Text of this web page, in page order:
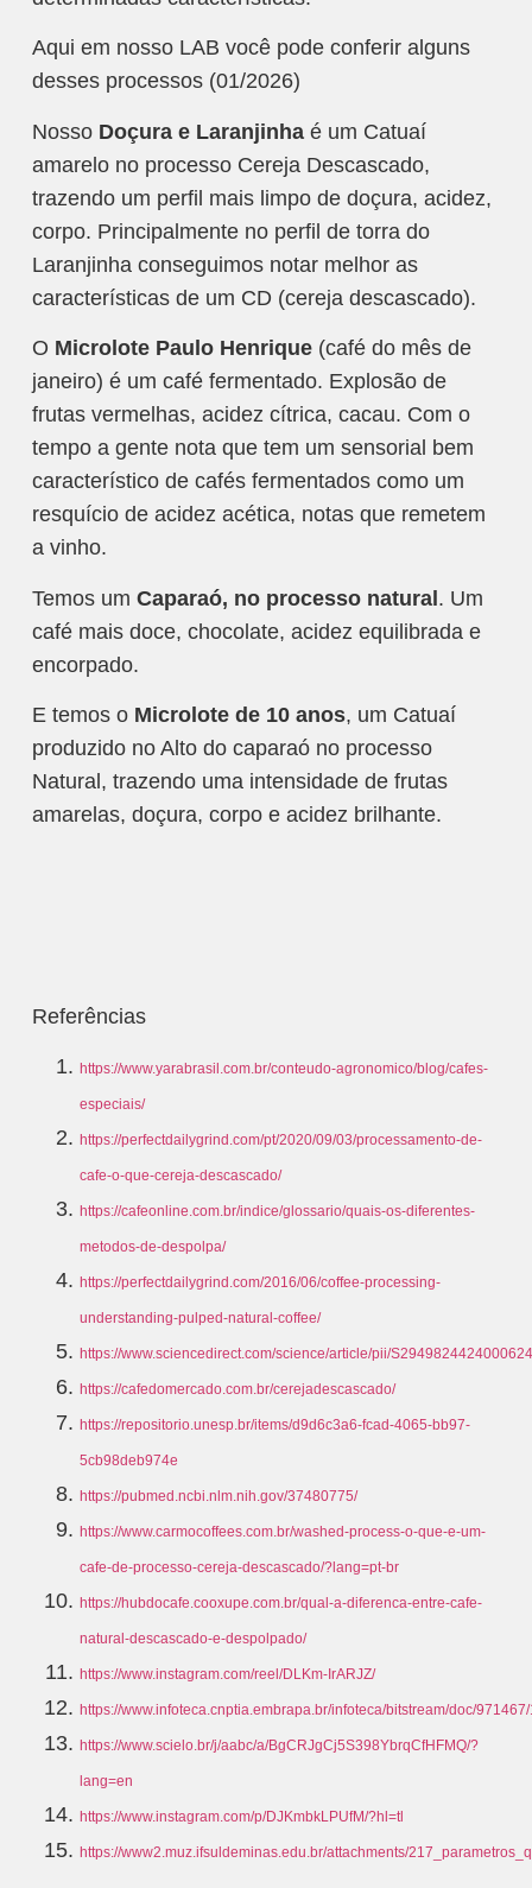
Aqui em nosso LAB você pode conferir alguns
desses processos (01/2026)
Nosso Doçura e Laranjinhaé um Catuaí
amarelo no processo Cereja Descascado,
trazendo um perfil mais limpo de doçura, acidez,
corpo. Principalmente no perfil de torra do
Laranjinha conseguimos notar melhor as
características de um CD (cereja descascado).
O Microlote Paulo Henrique(café do mês de
janeiro) é um café fermentado. Explosão de
frutas vermelhas, acidez cítrica, cacau. Com o
tempo a gente nota que tem um sensorial bem
característico de cafés fermentados como um
resquício de acidez acética, notas que remetem
a vinho.
Temos um Caparaó, no processo natural. Um
café mais doce, chocolate, acidez equilibrada e
encorpado.
E temos o Microlote de 10 anos, um Catuaí
produzido no Alto do caparaó no processo
Natural, trazendo uma intensidade de frutas
amarelas, doçura, corpo e acidez brilhante.
Referências
https://www.yarabrasil.com.br/conteudo-agronomico/blog/cafes-
especiais/
https://perfectdailygrind.com/pt/2020/09/03/processamento-de-
cafe-o-que-cereja-descascado/
https://cafeonline.com.br/indice/glossario/quais-os-diferentes-
metodos-de-despolpa/
https://perfectdailygrind.com/2016/06/coffee-processing-
understanding-pulped-natural-coffee/
https://www.sciencedirect.com/science/article/pii/S2949824424000624
https://cafedomercado.com.br/cerejadescascado/
https://repositorio.unesp.br/items/d9d6c3a6-fcad-4065-bb97-
5cb98deb974e
https://pubmed.ncbi.nlm.nih.gov/37480775/
https://www.carmocoffees.com.br/washed-process-o-que-e-um-
cafe-de-processo-cereja-descascado/?lang=pt-br
https://hubdocafe.cooxupe.com.br/qual-a-diferenca-entre-cafe-
natural-descascado-e-despolpado/
https://www.instagram.com/reel/DLKm-IrARJZ/
https://www.infoteca.cnptia.embrapa.br/infoteca/bitstream/doc/
https://www.scielo.br/j/aabc/a/BgCRJgCj5S398YbrqCfHFMQ/?
lang=en
https://www.instagram.com/p/DJKmbkLPUfM/?hl=tl
https://www2.muz.ifsuldeminas.edu.br/attachments/